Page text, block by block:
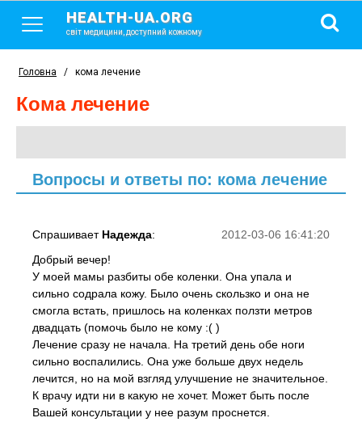
HEALTH-UA.ORG
світ медицини, доступний кожному
Головна / кома лечение
кома лечение
Вопросы и ответы по: кома лечение
2012-03-06 16:41:20
Спрашивает Надежда:
Добрый вечер!
У моей мамы разбиты обе коленки. Она упала и
сильно содрала кожу. Было очень скользко и она не
смогла встать, пришлось на коленках ползти метров
двадцать (помочь было не кому :( )
Лечение сразу не начала. На третий день обе ноги
сильно воспалились. Она уже больше двух недель
лечится, но на мой взгляд улучшение не значительное.
К врачу идти ни в какую не хочет. Может быть после
Вашей консультации у нее разум проснется.